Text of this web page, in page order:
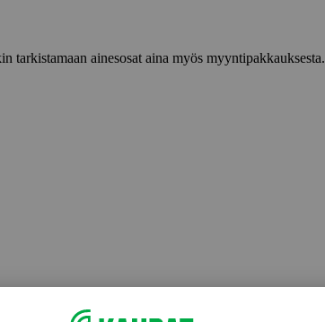
tarkistamaan ainesosat aina myös myyntipakkauksesta.